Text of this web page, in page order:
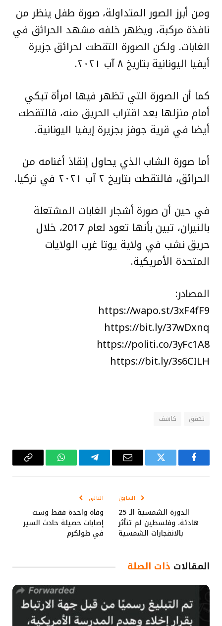
ومن أبرز الصور المتداولة، صورة طفل ينظر من
نافذة مركبة، ويظهر خلفه مشهد الحرائق في
الغابات. ولكن الصورة التقطت لحرائق جزيرة
أيفيا اليونانية بتاريخ ٨ آب ٢٠٢١.
كما أن الصورة التي تظهر فيها امرأة تبكي
أمام منزلها بعد اقتراب الحريق منه، فالتقطت
أيضا في قرية جوفز بجزيرة إيفيا اليونانية.
أما صورة الشاب الذي يحاول إنقاذ أغنامه من
الحرائق، فالتقطت بتاريخ ٢ آب ٢٠٢١ في تركيا.
في حين أن صورة أشجار الغابات المشتعلة
بالنيران، تبين بأنها تعود لعام 2017، خلال
حريق نشب في ولاية يوتا غرب الولايات
المتحدة الأمريكية.
المصادر:
https://wapo.st/3xF4fF9
https://bit.ly/37wDxnq
https://politi.co/3yFc1A8
https://bit.ly/3s6CILH
تحقق كاشف
فيسبوك تويتر
البريد
تيلقرام واتساب Copy
السابق
الدورة الشمسية الـ 25
هادئة، وفلسطين لم تتأثر
بالانفجارات الشمسية
التالي
وفاة واحدة فقط وست
إصابات حصيلة حادث السير
في طولكرم
المقالات ذات الصلة